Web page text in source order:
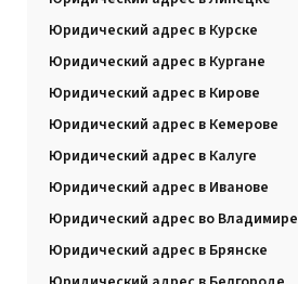
Юридический адрес в Курске
Юридический адрес в Кургане
Юридический адрес в Кирове
Юридический адрес в Кемерове
Юридический адрес в Калуге
Юридический адрес в Иванове
Юридический адрес во Владимире
Юридический адрес в Брянске